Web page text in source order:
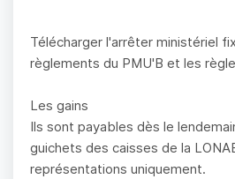
Télécharger l'arrêter ministériel
règlements du PMU'B et les
Les gains
Ils sont payables dès le
guichets des caisses de la
représentations uniquement.